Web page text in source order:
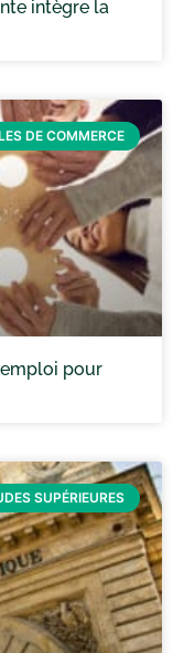
intègre la
DE COMMERCE
pour
SUPÉRIEURES